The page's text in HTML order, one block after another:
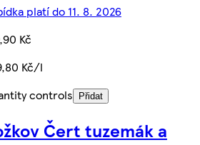
platí do 11. 8. 2026
Kč
Kč/l
controls
Přidat
Čert tuzemák a